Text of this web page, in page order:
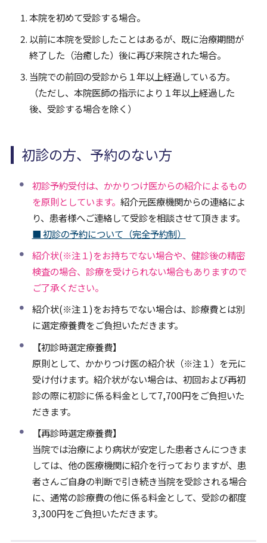
本院を初めて受診する場合。
以前に本院を受診したことはあるが、既に治療期間が
終了した（治癒した）後に再び来院された場合。
当院での前回の受診から１年以上経過している方。
（ただし、本院医師の指示により１年以上経過した
後、受診する場合を除く）
初診の方、予約のない方
初診予約受付は、かかりつけ医からの紹介によるもの
を原則としています。 紹介元医療機関からの連絡によ
り、患者様へご連絡して受診を相談させて頂きます。
■ 初診の予約について（完全予約制）
紹介状(※注１)をお持ちでない場合や、健診後の精密
検査の場合、診療を受けられない場合もありますので
ご了承ください。
紹介状(※注１)をお持ちでない場合は、診療費とは別
に選定療養費をご負担いただきます。
【初診時選定療養費】
原則として、かかりつけ医の紹介状（※注１）を元に
受け付けます。紹介状がない場合は、初回および再初
診の際に初診に係る料金として7,700円をご負担いた
だきます。
【再診時選定療養費】
当院では治療により病状が安定した患者さんにつきま
しては、他の医療機関に紹介を行っておりますが、患
者さんご自身の判断で引き続き当院を受診される場合
に、通常の診療費の他に係る料金として、受診の都度
3,300円をご負担いただきます。